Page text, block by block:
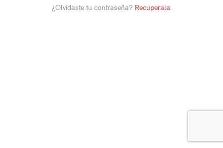
¿Olvidaste tu contraseña? Recuperala.